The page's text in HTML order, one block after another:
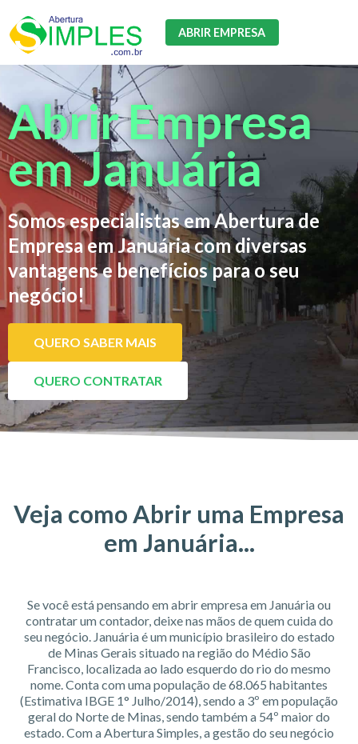
ABRIR EMPRESA
Abrir Empresa
em Januária
Somos especialistas em Abertura de
Empresa em Januária com diversas
vantagens e benefícios para o seu
negócio!
QUERO SABER MAIS
QUERO CONTRATAR
Veja como Abrir uma Empresa
em Januária...
Se você está pensando em abrir empresa em Januária ou
contratar um contador, deixe nas mãos de quem cuida do
seu negócio. Januária é um município brasileiro do estado
de Minas Gerais situado na região do Médio São
Francisco, localizada ao lado esquerdo do rio do mesmo
nome. Conta com uma população de 68.065 habitantes
(Estimativa IBGE 1° Julho/2014), sendo a 3º em população
geral do Norte de Minas, sendo também a 54º maior do
estado. Com a Abertura Simples, a gestão do seu negócio